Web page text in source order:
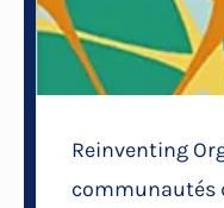
Reinventing
communautés